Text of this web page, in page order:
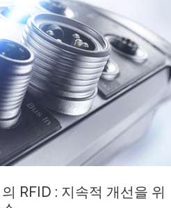
RFID : 지속적 개선을 위